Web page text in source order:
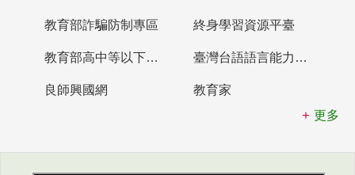
教育部詐騙防制專區 終身學習資源平臺
教育部高中等以下學校及幼兒園教師資格檢定考試 臺灣台語語言能力認證網站
良師興國網
教育家
更多